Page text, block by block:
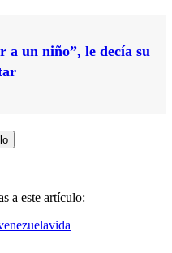
a un niño”, le decía su
a este artículo:
vida